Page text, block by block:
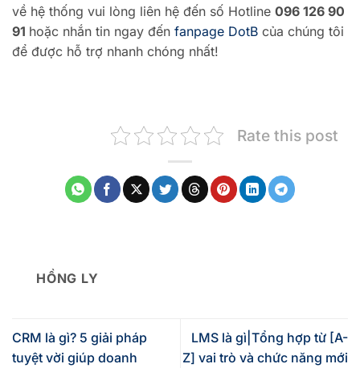
về hệ thống vui lòng liên hệ đến số Hotline 096 126 90
91 hoặc nhắn tin ngay đến fanpage DotB của chúng tôi
để được hỗ trợ nhanh chóng nhất!
Rate this post
HỒNG LY
CRM là gì? 5 giải pháp
tuyệt vời giúp doanh
LMS là gì|Tổng hợp từ [A-
Z] vai trò và chức năng mới